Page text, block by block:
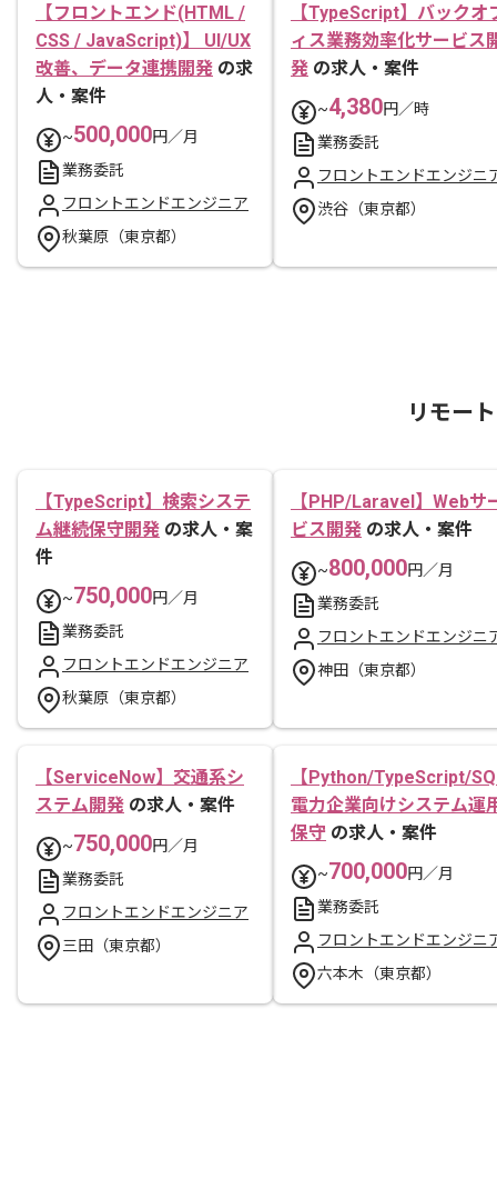
【フロントエンド(HTML /
CSS / JavaScript)】 UI/UX
改善、データ連携開発 の求
人・案件
~500,000円／月
業務委託
フロントエンドエンジニア
秋葉原（東京都）
【TypeScript】バックオ
ィス業務効率化サービス
発 の求人・案件
~4,380円／時
業務委託
フロントエンドエンジニ
渋谷（東京都）
リモー
【TypeScript】検索システ
ム継続保守開発 の求人・案
件
~750,000円／月
業務委託
フロントエンドエンジニア
秋葉原（東京都）
【PHP/Laravel】Webサ
ビス開発 の求人・案件
~800,000円／月
業務委託
フロントエンドエンジニ
神田（東京都）
【ServiceNow】交通系シ
ステム開発 の求人・案件
~750,000円／月
業務委託
フロントエンドエンジニア
三田（東京都）
【Python/TypeScript/
電力企業向けシステム運
保守 の求人・案件
~700,000円／月
業務委託
フロントエンドエンジニ
六本木（東京都）